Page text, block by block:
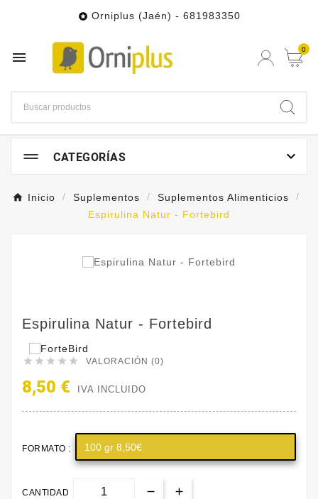
 Orniplus (Jaén) - 681983350
 0
CATEGORÍAS 
Inicio Suplementos
Suplementos Alimenticios
Espirulina Natur - Fortebird
Espirulina Natur - Fortebird
     VALORACIÓN (0)
8,50 € IVA INCLUIDO
FORMATO : 100 gr 8,50€
CANTIDAD